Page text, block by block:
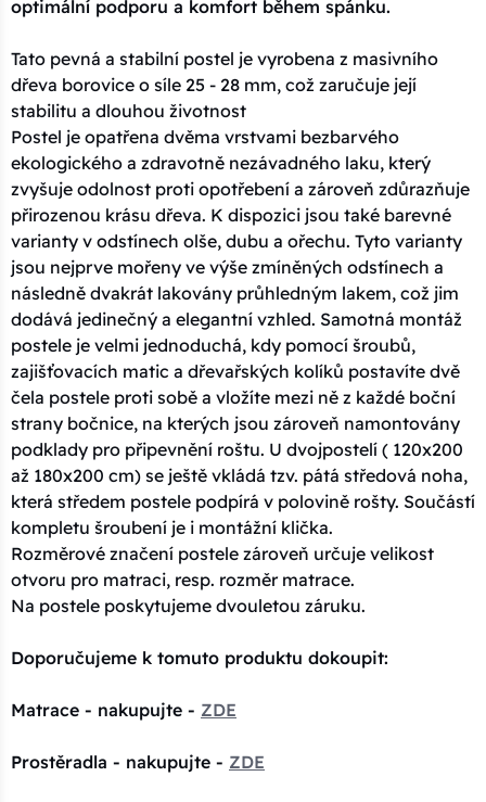
optimální podporu a komfort během spánku.
Tato pevná a stabilní postel je vyrobena z masivního
dřeva borovice o síle 25 - 28 mm, což zaručuje její
stabilitu a dlouhou životnost
Postel je opatřena dvěma vrstvami bezbarvého
ekologického a zdravotně nezávadného laku, který
zvyšuje odolnost proti opotřebení a zároveň zdůrazňuje
přirozenou krásu dřeva. K dispozici jsou také barevné
varianty v odstínech olše, dubu a ořechu. Tyto varianty
jsou nejprve mořeny ve výše zmíněných odstínech a
následně dvakrát lakovány průhledným lakem, což jim
dodává jedinečný a elegantní vzhled. Samotná montáž
postele je velmi jednoduchá, kdy pomocí šroubů,
zajišťovacích matic a dřevařských kolíků postavíte dvě
čela postele proti sobě a vložíte mezi ně z každé boční
strany bočnice, na kterých jsou zároveň namontovány
podklady pro připevnění roštu. U dvojpostelí ( 120x200
až 180x200 cm) se ještě vkládá tzv. pátá středová noha,
která středem postele podpírá v polovině rošty. Součástí
kompletu šroubení je i montážní klička.
Rozměrové značení postele zároveň určuje velikost
otvoru pro matraci, resp. rozměr matrace.
Na postele poskytujeme dvouletou záruku.
Doporučujeme k tomuto produktu dokoupit:
Matrace - nakupujte - ZDE
Prostěradla - nakupujte - ZDE